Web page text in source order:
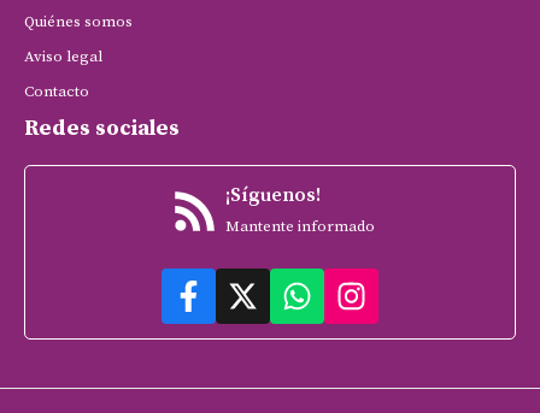
Quiénes somos
Aviso legal
Contacto
Redes sociales
¡Síguenos!
Mantente informado